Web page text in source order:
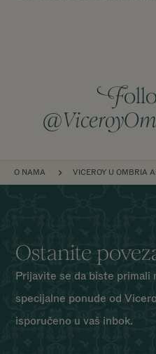
F
@
PREZLE
O NAMA VICEROY U OMBRIA
Ostanite
Prijavite se da biste primali
specijalne ponude od
isporučeno u vaš inbok.